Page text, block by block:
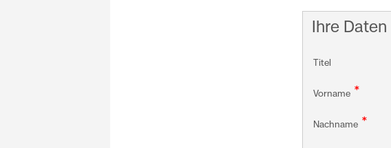
Ihre Daten
Titel
Vorname *
Nachname *